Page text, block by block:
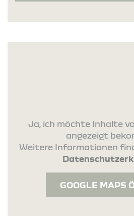
Ja, ich möchte Inhalte
angezeigt
Weitere Informationen
GOOGLE MAPS